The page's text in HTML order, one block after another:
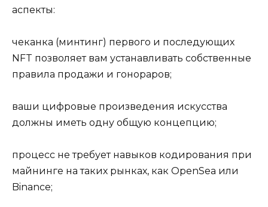
аспекты:
чеканка (минтинг) первого и последующих
NFT позволяет вам устанавливать собственные
правила продажи и гонораров;
ваши цифровые произведения искусства
должны иметь одну общую концепцию;
процесс не требует навыков кодирования при
майнинге на таких рынках, как OpenSea или
Binance;